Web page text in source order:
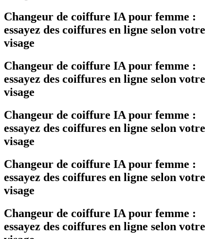
Changeur de coiffure IA pour femme :
essayez des coiffures en ligne selon votre
visage
Changeur de coiffure IA pour femme :
essayez des coiffures en ligne selon votre
visage
Changeur de coiffure IA pour femme :
essayez des coiffures en ligne selon votre
visage
Changeur de coiffure IA pour femme :
essayez des coiffures en ligne selon votre
visage
Changeur de coiffure IA pour femme :
essayez des coiffures en ligne selon votre